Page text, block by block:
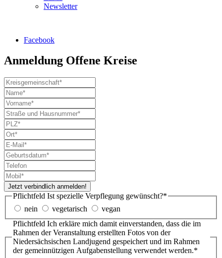
Newsletter
Facebook
Anmeldung Offene Kreise
Jetzt verbindlich anmelden!
Pflichtfeld Ist spezielle Verpflegung gewünscht?*
nein
vegetarisch
vegan
Pflichtfeld Ich erkläre mich damit einverstanden, dass die im
Rahmen der Veranstaltung erstellten Fotos von der
Niedersächsischen Landjugend gespeichert und im Rahmen
der gemeinnützigen Aufgabenstellung verwendet werden.*